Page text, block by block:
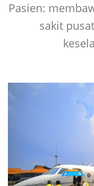
Pasien:
sakit